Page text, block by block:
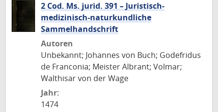
2 Cod. Ms. jurid. 391 – Juristisch-
medizinisch-naturkundliche
Sammelhandschrift
Autoren
Unbekannt; Johannes von Buch; Godefridus
de Franconia; Meister Albrant; Volmar;
Walthisar von der Wage
Jahr:
1474